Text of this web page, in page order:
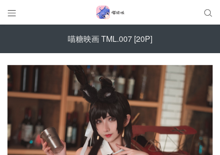
 
喵糖映画 TML.007 [20P]